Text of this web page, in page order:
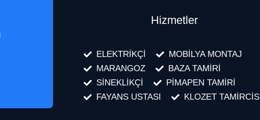
Hizmetler
ELEKTRİKÇİ
MOBİLYA MONTAJ
MARANGOZ
BAZA TAMİRİ
SİNEKLİKÇİ
PİMAPEN TAMİRİ
FAYANS USTASI
KLOZET TAMİRCİSİ